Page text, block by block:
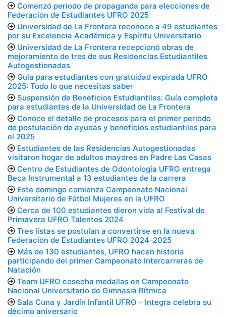
Comenzó período de propaganda para elecciones de
Federación de Estudiantes UFRO 2025
Universidad de La Frontera reconoce a 49 estudiantes
por su Excelencia Académica y Espíritu Universitario
Universidad de La Frontera recepcionó obras de
mejoramiento de tres de sus Residencias Estudiantiles
Autogestionadas
Guía para estudiantes con gratuidad expirada UFRO
2025: Todo lo que necesitas saber
Suspensión de Beneficios Estudiantiles: Guía completa
para estudiantes de la Universidad de La Frontera
Conoce el detalle de procesos para el primer periodo
de postulación de ayudas y beneficios estudiantiles para
el 2025
Estudiantes de las Residencias Autogestionadas
visitaron hogar de adultos mayores en Padre Las Casas
Centro de Estudiantes de Odontología UFRO entrega
Beca Instrumental a 13 estudiantes de la carrera
Este domingo comienza Campeonato Nacional
Universitario de Fútbol Mujeres en la UFRO
Cerca de 100 estudiantes dieron vida al Festival de
Primavera UFRO Talentos 2024
Tres listas se postulan a convertirse en la nueva
Federación de Estudiantes UFRO 2024-2025
Más de 130 estudiantes, UFRO hacen historia
participando del primer Campeonato Intercarreras de
Natación
Team UFRO cosecha medallas en Campeonato
Nacional Universitario de Gimnasia Rítmica
Sala Cuna y Jardín Infantil UFRO – Integra celebra su
décimo aniversario